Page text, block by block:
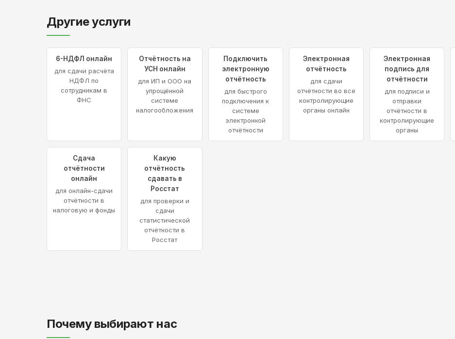
Другие услуги
6-НДФЛ онлайн
для сдачи расчёта
НДФЛ по
сотрудникам в
ФНС
Отчётность на
УСН онлайн
для ИП и ООО на
упрощённой
системе
налогообложения
Подключить
электронную
отчётность
для быстрого
подключения к
системе
электронной
отчётности
Электронная
отчётность
для сдачи
отчётности во все
контролирующие
органы онлайн
Электронная
подпись для
отчётности
для подписи и
отправки
отчётности в
контролирующие
органы
Сдача
отчётности
онлайн
для онлайн-сдачи
отчётности в
налоговую и фонды
Какую
отчётность
сдавать в
Росстат
для проверки и
сдачи
статистической
отчётности в
Росстат
Почему выбирают нас